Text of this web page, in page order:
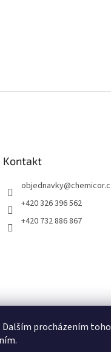
Dalším procházením
Kontakt
objednavky@
+420 326 396 562
+420 732 886 867